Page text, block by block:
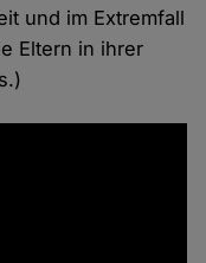
und im Extremfall
Eltern in ihrer